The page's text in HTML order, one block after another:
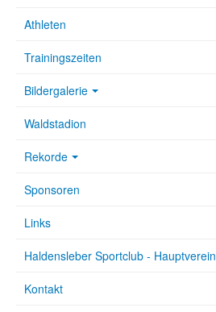
Athleten
Trainingszeiten
Bildergalerie
Waldstadion
Rekorde
Sponsoren
Links
Haldensleber Sportclub - Hauptverein
Kontakt